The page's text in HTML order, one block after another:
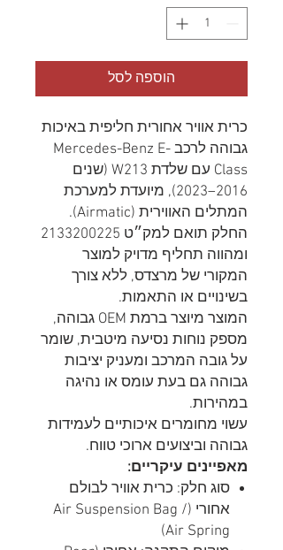
הוספה לסל
כרית אוויר אחורית חליפית באיכות
גבוהה לרכב Mercedes-Benz E-
Class עם שלדת W213 (שנים
2016–2023), מיועדת למערכת
המתלים האווירית (Airmatic).
החלק תואם למק״ט 2133200225
ומהווה תחליף מדויק למוצר
המקורי של מרצדס, ללא צורך
בשינויים או התאמות.
המוצר מיוצר ברמת OEM גבוהה,
מספק נוחות נסיעה מיטבית, שומר
על גובה המרכב ומעניק יציבות
גבוהה גם בעת עומס או נהיגה
במהירות.
עשוי מחומרים איכותיים לעמידות
גבוהה וביצועים ארוכי טווח.
מאפיינים עיקריים:
סוג חלק: כרית אוויר לבולם
אחורי (Air Suspension Bag /
Air Spring)